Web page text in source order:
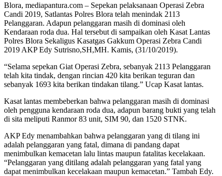
Blora, mediapantura.com – Sepekan pelaksanaan Operasi Zebra
Candi 2019, Satlantas Polres Blora telah menindak 2113
Pelanggaran. Adapun pelanggaran masih di dominasi oleh
Kendaraan roda dua. Hal tersebut di sampaikan oleh Kasat Lantas
Polres Blora Sekaligus Kasatgas Gakkum Operasi Zebra Candi
2019 AKP Edy Sutrisno,SH,MH. Kamis, (31/10/2019).
“Selama sepekan Giat Operasi Zebra, sebanyak 2113 Pelanggaran
telah kita tindak, dengan rincian 420 kita berikan teguran dan
sebanyak 1693 kita berikan tindakan tilang.” Ucap Kasat lantas.
Kasat lantas membeberkan bahwa pelanggaran masih di dominasi
oleh pengguna kendaraan roda dua, adapun barang bukti yang telah
di sita meliputi Ranmor 83 unit, SIM 90, dan 1520 STNK.
AKP Edy menambahkan bahwa pelanggaran yang di tilang ini
adalah pelanggaran yang fatal, dimana di pandang dapat
menimbulkan kemacetan lalu lintas maupun fatalitas kecelakaan.
“Pelanggaran yang ditilang adalah pelanggaran yang fatal yang
dapat menimbulkan kecelakaan maupun kemacetan.” Tambah Edy.